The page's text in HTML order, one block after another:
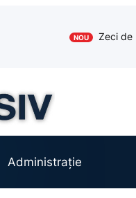
NOU Zeci de
Administrație